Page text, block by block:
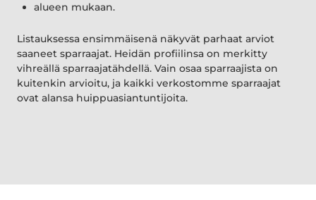
alueen mukaan.
Listauksessa ensimmäisenä näkyvät parhaat arviot
saaneet sparraajat. Heidän profiilinsa on merkitty
vihreällä sparraajatähdellä. Vain osaa sparraajista on
kuitenkin arvioitu, ja kaikki verkostomme sparraajat
ovat alansa huippuasiantuntijoita.